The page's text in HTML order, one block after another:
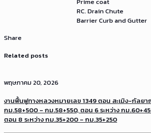
RC. Drain Chute
Barrier Curb and Gutter
Share
Related posts
พฤษภาคม 20, 2026
งานฟื้นฟูทางหลวงหมายเลข 1349 ตอน สะเมิง-กัลย
กม.58+500 – กม.58+550, ตอน 6 ระหว่าง กม
ตอน 8 ระหว่าง กม.35+200 – กม.35+250